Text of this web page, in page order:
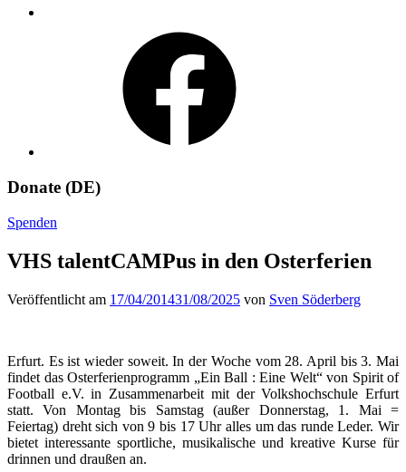
Donate (DE)
Spenden
VHS talentCAMPus in den Osterferien
Veröffentlicht am 17/04/201431/08/2025 von Sven Söderberg
Erfurt. Es ist wieder soweit. In der Woche vom 28. April bis 3. Mai
findet das Osterferienprogramm „Ein Ball : Eine Welt“ von Spirit of
Football e.V. in Zusammenarbeit mit der Volkshochschule Erfurt
statt. Von Montag bis Samstag (außer Donnerstag, 1. Mai =
Feiertag) dreht sich von 9 bis 17 Uhr alles um das runde Leder. Wir
bietet interessante sportliche, musikalische und kreative Kurse für
drinnen und draußen an.